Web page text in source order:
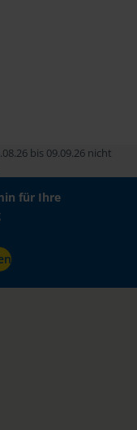
bis 09.09.26 nicht
für Ihre